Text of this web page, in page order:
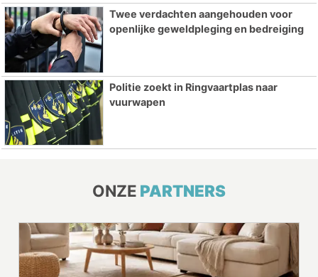
Twee verdachten aangehouden voor
openlijke geweldpleging en bedreiging
Politie zoekt in Ringvaartplas naar
vuurwapen
ONZE PARTNERS